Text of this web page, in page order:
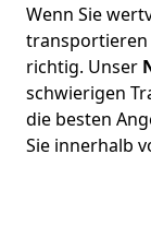
Wenn Sie
transportieren
richtig. Unser
schwierigen
die besten
Sie innerhalb